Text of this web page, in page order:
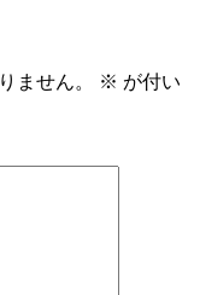
ません。 ※ が付い